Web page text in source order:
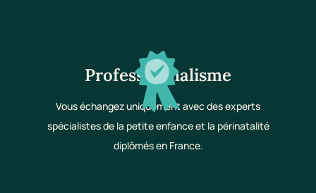
Professionnalisme
Vous échangez uniquement avec des experts
spécialistes de la petite enfance et la périnatalité
diplômés en France.